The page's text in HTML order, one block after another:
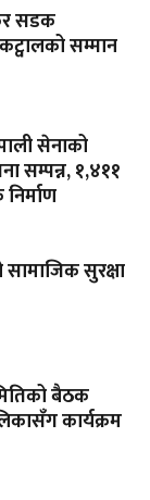
सडक
सम्मान
सेनाको
सम्पन्न, १,४११
सुरक्षा
बैठक
कार्यक्रम